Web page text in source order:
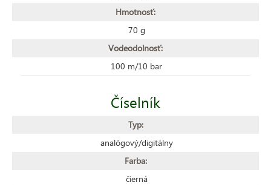
Hmotnosť:
70 g
Vodeodolnosť:
100 m/10 bar
Číselník
Typ:
analógový/digitálny
Farba:
čierná